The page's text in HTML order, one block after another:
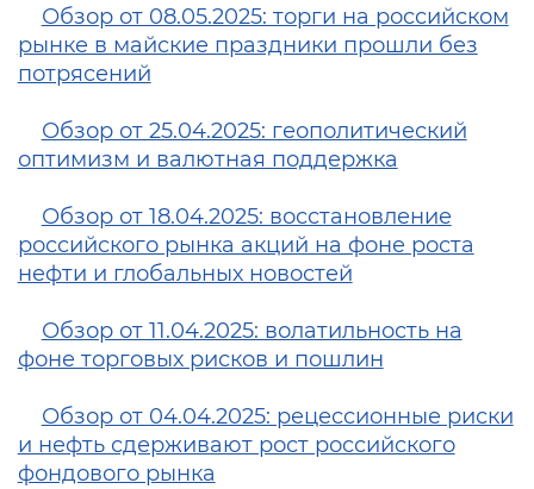
Обзор от 08.05.2025: торги на российском
рынке в майские праздники прошли без
потрясений
Обзор от 25.04.2025: геополитический
оптимизм и валютная поддержка
Обзор от 18.04.2025: восстановление
российского рынка акций на фоне роста
нефти и глобальных новостей
Обзор от 11.04.2025: волатильность на
фоне торговых рисков и пошлин
Обзор от 04.04.2025: рецессионные риски
и нефть сдерживают рост российского
фондового рынка